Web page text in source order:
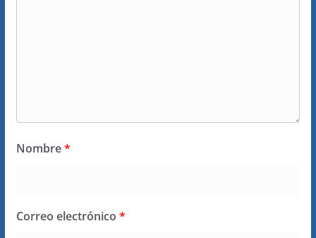
Nombre*
Correo electrónico *